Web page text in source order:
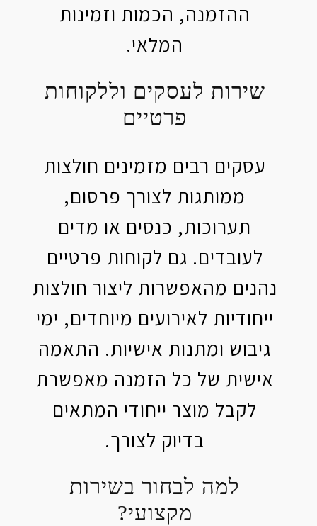
ההזמנה, הכמות וזמינות
המלאי.
שירות לעסקים וללקוחות
פרטיים
עסקים רבים מזמינים חולצות
ממותגות לצורך פרסום,
תערוכות, כנסים או מדים
לעובדים. גם לקוחות פרטיים
נהנים מהאפשרות ליצור חולצות
ייחודיות לאירועים מיוחדים, ימי
גיבוש ומתנות אישיות. התאמה
אישית של כל הזמנה מאפשרת
לקבל מוצר ייחודי המתאים
בדיוק לצורך.
למה לבחור בשירות
מקצועי?